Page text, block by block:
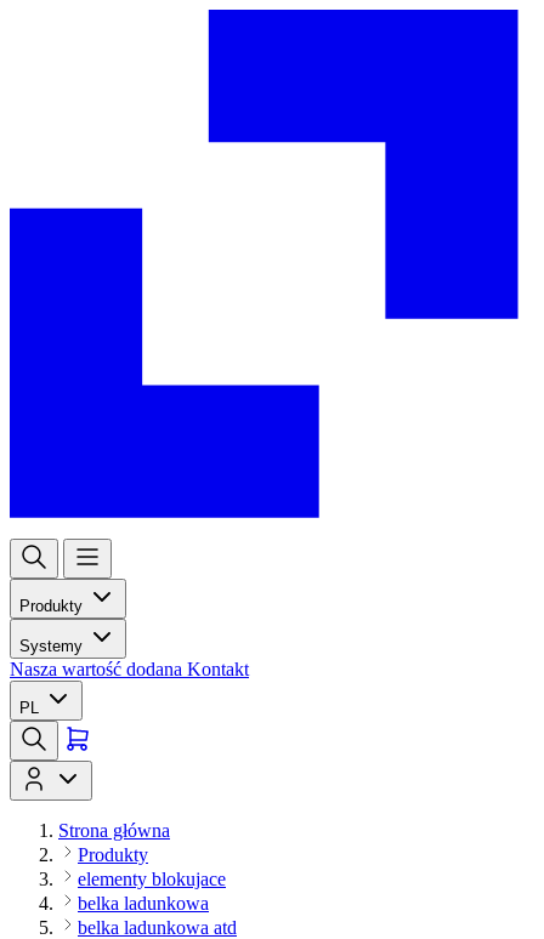
Produkty
Systemy
Nasza wartość dodana Kontakt
PL
Strona główna
Produkty
elementy blokujace
belka ladunkowa
belka ladunkowa atd